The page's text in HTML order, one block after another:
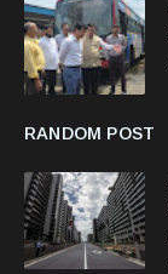
RANDOM POST